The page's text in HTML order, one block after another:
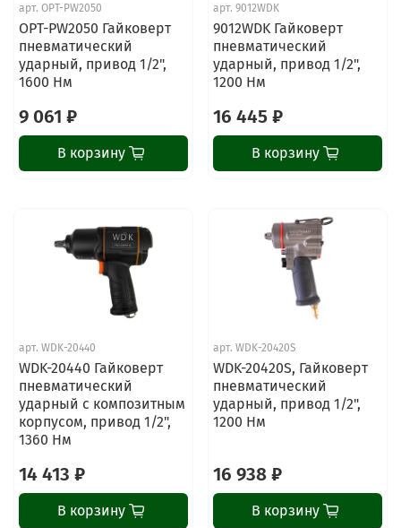
арт. OPT-PW2050
OPT-PW2050 Гайковерт
пневматический
ударный, привод 1/2",
1600 Нм
9 061 ₽
В корзину
арт. 9012WDK
9012WDK Гайковерт
пневматический
ударный, привод 1/2",
1200 Нм
16 445 ₽
В корзину
арт. WDK-20440
WDK-20440 Гайковерт
пневматический
ударный с композитным
корпусом, привод 1/2",
1360 Нм
14 413 ₽
В корзину
арт. WDK-20420S
WDK-20420S, Гайковерт
пневматический
ударный, привод 1/2",
1200 Нм
16 938 ₽
В корзину